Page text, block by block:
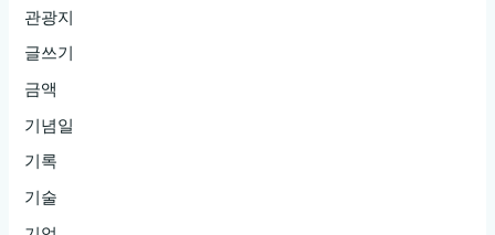
관광지
글쓰기
금액
기념일
기록
기술